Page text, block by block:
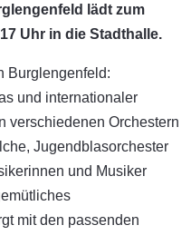
lädt zum
Uhr in die Stadthalle.
Burglengenfeld:
und internationaler
verschiedenen Orchestern
Jugendblasorchester
und Musiker
mit den passenden